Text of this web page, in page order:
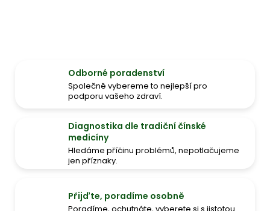
Odborné poradenství
Společně vybereme to nejlepší pro
podporu vašeho zdraví.
Diagnostika dle tradiční čínské
medicíny
Hledáme příčinu problémů, nepotlačujeme
jen příznaky.
Přijďte, poradíme osobně